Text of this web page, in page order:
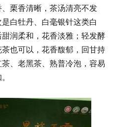
栗香清晰，茶汤清亮不发
白牡丹、白毫银针这类白
润柔和，花香淡雅；轻发酵
也可以，花香馥郁，回甘持
、老黑茶、熟普冷泡，容易